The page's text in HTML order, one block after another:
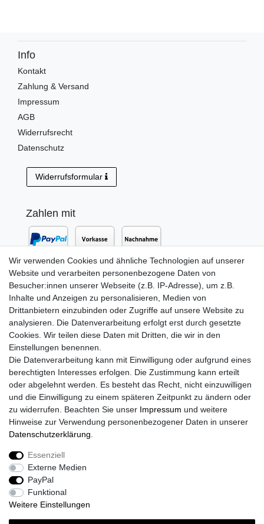
Info
Kontakt
Zahlung & Versand
Impressum
AGB
Widerrufsrecht
Datenschutz
Widerrufsformular
Zahlen mit
Versand mit
Newsletter Anmeldung
E-MAIL **
Newsletter
Honig
habe. Meine Einwilligung kann ich jederzeit widerrufen.**
Wir verwenden Cookies und ähnliche Technologien auf unserer
Website und verarbeiten personenbezogene Daten von
Besucher:innen unserer Webseite (z.B. IP-Adresse), um z.B.
Inhalte und Anzeigen zu personalisieren, Medien von
Drittanbietern einzubinden oder Zugriffe auf unsere Website zu
analysieren. Die Datenverarbeitung erfolgt erst durch gesetzte
Cookies. Wir teilen diese Daten mit Dritten, die wir in den
Einstellungen benennen.
Die Datenverarbeitung kann mit Einwilligung oder aufgrund eines
berechtigten Interesses erfolgen. Die Zustimmung kann erteilt
oder abgelehnt werden. Es besteht das Recht, nicht einzuwilligen
und die Einwilligung zu einem späteren Zeitpunkt zu ändern oder
zu widerrufen. Beachten Sie unser Impressum und weitere
Hinweise zur Verwendung personenbezogener Daten in unserer
Daten­schutz­erklärung
Essenziell
Externe Medien
PayPal
Funktional
Weitere Einstellungen